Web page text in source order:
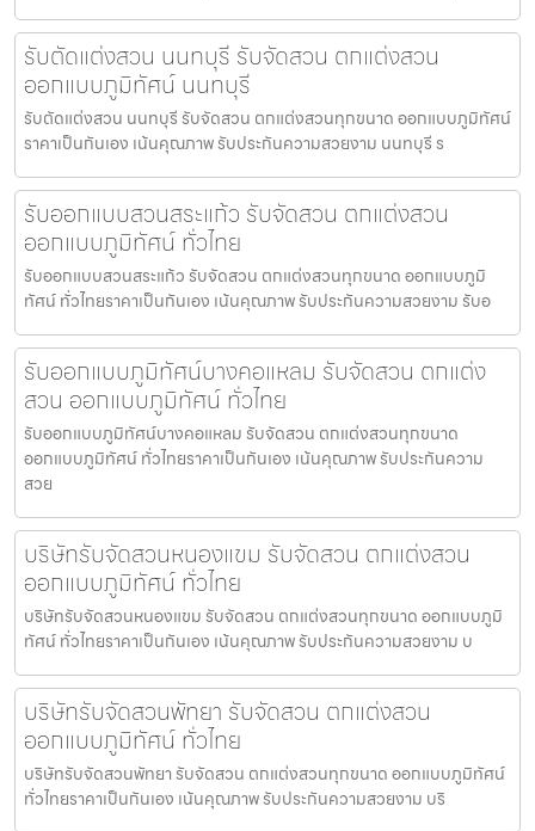
รับตัดแต่งสวน นนทบุรี รับจัดสวน ตกแต่งสวน
ออกแบบภูมิทัศน์ นนทบุรี
รับตัดแต่งสวน นนทบุรี รับจัดสวน ตกแต่งสวนทุกขนาด ออกแบบภูมิทัศน์
ราคาเป็นกันเอง เน้นคุณภาพ รับประกันความสวยงาม นนทบุรี ร
รับออกแบบสวนสระแก้ว รับจัดสวน ตกแต่งสวน
ออกแบบภูมิทัศน์ ทั่วไทย
รับออกแบบสวนสระแก้ว รับจัดสวน ตกแต่งสวนทุกขนาด ออกแบบภูมิ
ทัศน์ ทั่วไทยราคาเป็นกันเอง เน้นคุณภาพ รับประกันความสวยงาม รับอ
รับออกแบบภูมิทัศน์บางคอแหลม รับจัดสวน ตกแต่ง
สวน ออกแบบภูมิทัศน์ ทั่วไทย
รับออกแบบภูมิทัศน์บางคอแหลม รับจัดสวน ตกแต่งสวนทุกขนาด
ออกแบบภูมิทัศน์ ทั่วไทยราคาเป็นกันเอง เน้นคุณภาพ รับประกันความ
สวย
บริษัทรับจัดสวนหนองแขม รับจัดสวน ตกแต่งสวน
ออกแบบภูมิทัศน์ ทั่วไทย
บริษัทรับจัดสวนหนองแขม รับจัดสวน ตกแต่งสวนทุกขนาด ออกแบบภูมิ
ทัศน์ ทั่วไทยราคาเป็นกันเอง เน้นคุณภาพ รับประกันความสวยงาม บ
บริษัทรับจัดสวนพัทยา รับจัดสวน ตกแต่งสวน
ออกแบบภูมิทัศน์ ทั่วไทย
บริษัทรับจัดสวนพัทยา รับจัดสวน ตกแต่งสวนทุกขนาด ออกแบบภูมิทัศน์
ทั่วไทยราคาเป็นกันเอง เน้นคุณภาพ รับประกันความสวยงาม บริ